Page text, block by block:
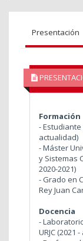
Presentación
Formación
-
actualidad)
- Máster
y Sistemas
2020-2021)
- Grado en
Rey Juan
Docencia
-
URJC (2021